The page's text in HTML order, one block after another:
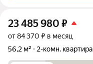
23 485 980 ₽
от 84 370 ₽ в месяц
56,2 м²
2-комн. квартира